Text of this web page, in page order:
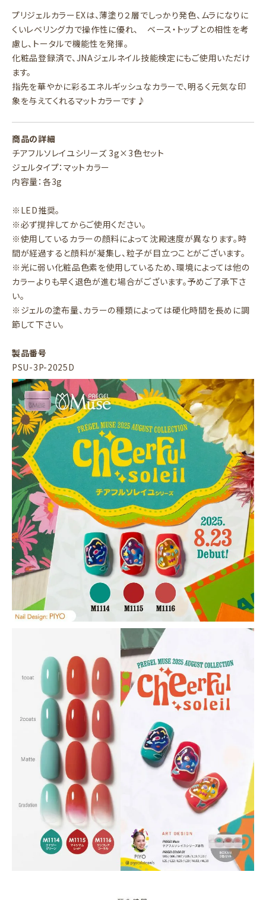
プリジェルカラーEXは、薄塗り２層でしっかり発色、ムラになりに
くいレベリング力で操作性に優れ、 ベース・トップとの相性を考
慮し、トータルで機能性を発揮。
化粧品登録済で、JNAジェルネイル技能検定にもご使用いただけ
ます。
指先を華やかに彩るエネルギッシュなカラーで、明るく元気な印
象を与えてくれるマットカラーです♪
商品の詳細
チアフルソレイユシリーズ 3g×3色セット
ジェルタイプ：マットカラー
内容量：各3g
※LED推奨。
※必ず撹拌してからご使用ください。
※使用しているカラーの顔料によって沈殿速度が異なります。時
間が経過すると顔料が凝集し、粒子が目立つことがございます。
※光に弱い化粧品色素を使用しているため、環境によっては他の
カラーよりも早く退色が進む場合がございます。予めご了承下さ
い。
※ジェルの塗布量、カラーの種類によっては硬化時間を長めに調
節して下さい。
製品番号
PSU-3P-2025D